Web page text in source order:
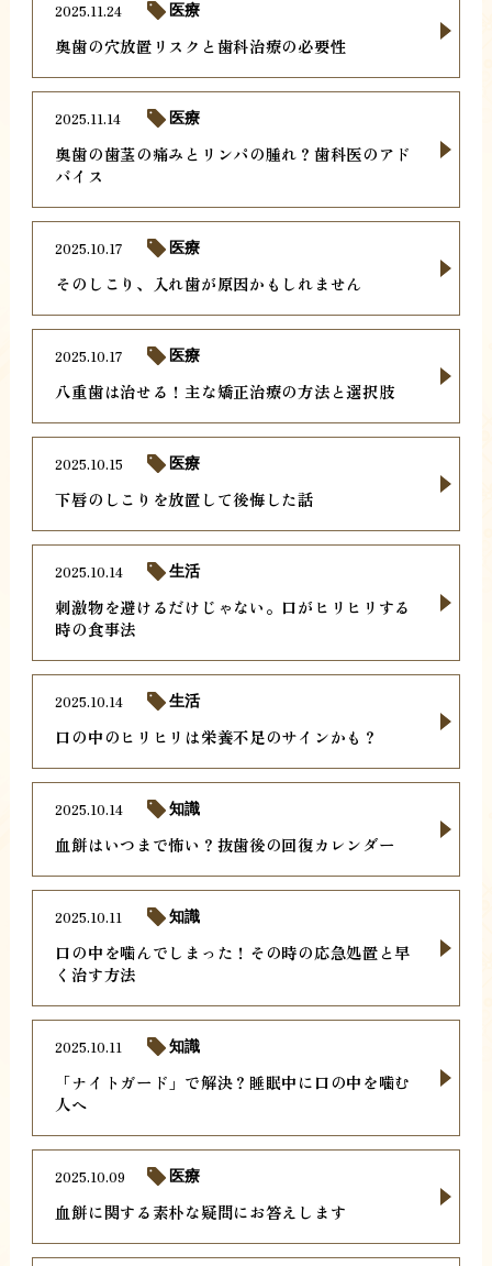
奥歯の穴放置リスクと歯科治療の必要性
2025.11.24 医療
奥歯の歯茎の痛みとリンパの腫れ？歯科医のアド
バイス
2025.11.14 医療
そのしこり、入れ歯が原因かもしれません
2025.10.17 医療
八重歯は治せる！主な矯正治療の方法と選択肢
2025.10.17 医療
下唇のしこりを放置して後悔した話
2025.10.15 医療
刺激物を避けるだけじゃない。口がヒリヒリする
時の食事法
2025.10.14 生活
口の中のヒリヒリは栄養不足のサインかも？
2025.10.14 生活
血餅はいつまで怖い？抜歯後の回復カレンダー
2025.10.14 知識
口の中を噛んでしまった！その時の応急処置と早
く治す方法
2025.10.11 知識
「ナイトガード」で解決？睡眠中に口の中を噛む
人へ
2025.10.11 知識
血餅に関する素朴な疑問にお答えします
2025.10.09 医療